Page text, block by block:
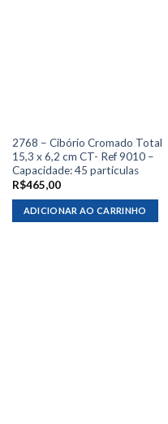
2768 – Cibório Cromado Total
15,3 x 6,2 cm CT- Ref 9010 –
Capacidade: 45 partículas
R$465,00
ADICIONAR AO CARRINHO